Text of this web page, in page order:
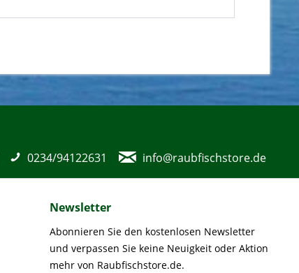
0234/94122631 info@raubfischstore.de
Newsletter
Abonnieren Sie den kostenlosen Newsletter
und verpassen Sie keine Neuigkeit oder Aktion
mehr von Raubfischstore.de.